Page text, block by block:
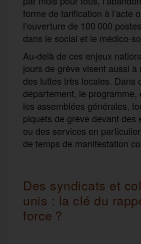
forme de tarification à l’acte
l’ouverture de 100 000
dans le social et le médico-
Au-delà de ces enjeux
jours de grève visent aussi à
des luttes très locales. Dans
département, le programme,
les assemblées générales,
piquets de grève devant des
ou des services en
de temps de manifestation
Des syndicats et
unis : la clé du
force ?